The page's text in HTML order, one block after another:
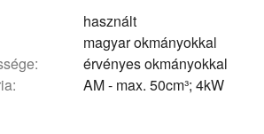
használt
magyar okmányokkal
érvényes okmányokkal
AM - max. 50cm³; 4kW